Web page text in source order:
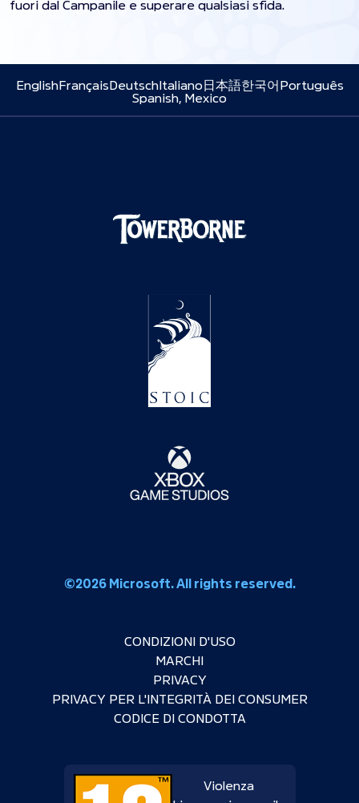
EnglishFrançaisDeutschItaliano日本語한국어Português
Spanish, Mexico
©2026 Microsoft. All rights reserved.
CONDIZIONI D'USO
MARCHI
PRIVACY
PRIVACY PER L'INTEGRITÀ DEI CONSUMER
CODICE DI CONDOTTA
Violenza